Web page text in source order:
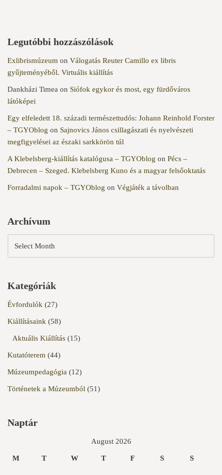
Legutóbbi hozzászólások
Exlibrismúzeum on Válogatás Reuter Camillo ex libris
gyűjteményéből. Virtuális kiállítás
Dankházi Timea on Siófok egykor és most, egy fürdőváros
látóképei
Egy elfeledett 18. századi természettudós: Johann Reinhold Forster
– TGYOblog on Sajnovics János csillagászati és nyelvészeti
megfigyelései az északi sarkkörön túl
A Klebelsberg-kiállítás katalógusa – TGYOblog on Pécs –
Debrecen – Szeged. Klebelsberg Kuno és a magyar felsőoktatás
Forradalmi napok – TGYOblog on Végjáték a távolban
Archívum
Kategóriák
Évfordulók (27)
Kiállításaink (58)
Aktuális Kiállítás (15)
Kutatóterem (44)
Múzeumpedagógia (12)
Történetek a Múzeumból (51)
Naptár
August 2026
M T W T F S S